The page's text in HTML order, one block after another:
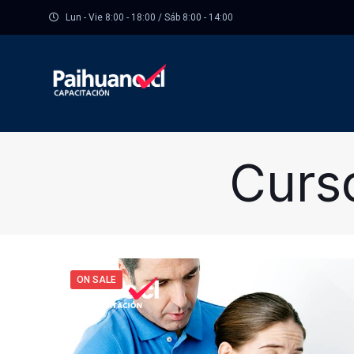
Lun - Vie 8:00 - 18:00 / Sáb 8:00 - 14:00
ON SALE